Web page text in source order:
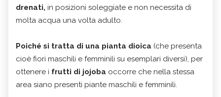
drenati, in posizioni soleggiate e non necessita di
molta acqua una volta adulto.
Poiché si tratta di una pianta dioica (che presenta
cioè fiori maschili e femminili su esemplari diversi), per
ottenere i frutti di jojoba occorre che nella stessa
area siano presenti piante maschili e femminili.